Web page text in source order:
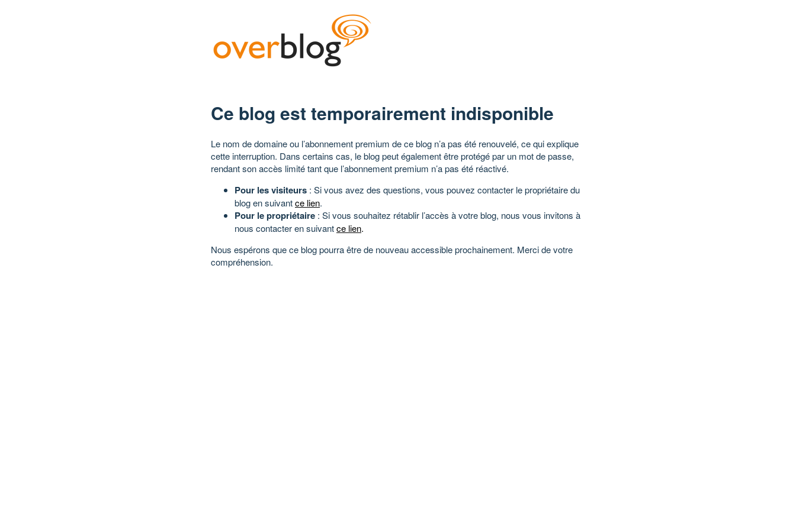
Ce blog est temporairement indisponible
Le nom de domaine ou l’abonnement premium de ce blog n’a pas été renouvelé, ce qui explique
cette interruption. Dans certains cas, le blog peut également être protégé par un mot de passe,
rendant son accès limité tant que l’abonnement premium n’a pas été réactivé.
Pour les visiteurs : Si vous avez des questions, vous pouvez contacter le propriétaire du
blog en suivantce lien.
Pour le propriétaire : Si vous souhaitez rétablir l’accès à votre blog, nous vous invitons à
nous contacter en suivantce lien.
Nous espérons que ce blog pourra être de nouveau accessible prochainement. Merci de votre
compréhension.